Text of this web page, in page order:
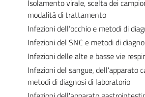
Isolamento virale, scelta dei
modalità di trattamento
Infezioni dell’occhio e metodi di
Infezioni del SNC e metodi di
Infezioni delle alte e basse vie
Infezioni del sangue, dell’apparato
metodi di diagnosi di laboratorio